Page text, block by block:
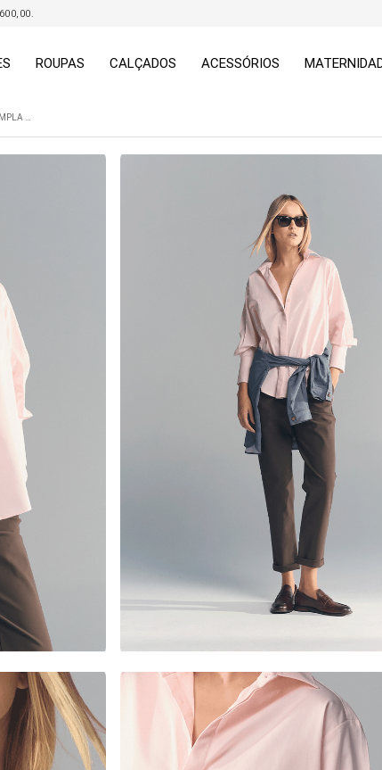
ROUPAS CALÇADOS ACESSÓRIOS
CAMISA ELIRIA AMPLA EM ALGODÃO EGÍPCIO ROSA QUARTZO